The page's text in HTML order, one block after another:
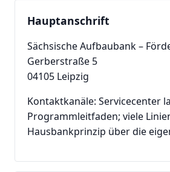
Hauptanschrift
Sächsische Aufbaubank –
Gerberstraße 5
04105 Leipzig
Kontaktkanäle: Servicecenter
Programmleitfaden; viele
Hausbankprinzip über die